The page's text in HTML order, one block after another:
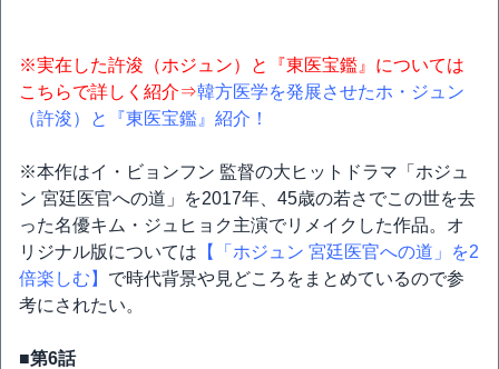
※実在した許浚（ホジュン）と『東医宝鑑』については
こちらで詳しく紹介⇒韓方医学を発展させたホ・ジュン
（許浚）と『東医宝鑑』紹介！
※本作はイ・ビョンフン 監督の大ヒットドラマ「ホジュ
ン 宮廷医官への道」を2017年、45歳の若さでこの世を去
った名優キム・ジュヒョク主演でリメイクした作品。オ
リジナル版については 【「ホジュン 宮廷医官への道」を2
倍楽しむ】 で時代背景や見どころをまとめているので参
考にされたい。
■第6話